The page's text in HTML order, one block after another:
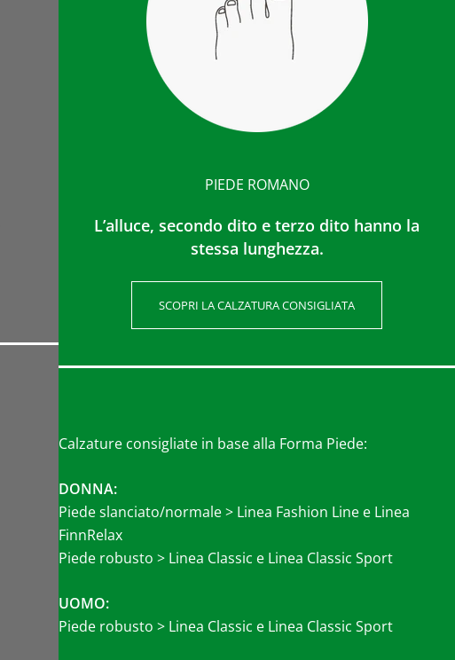
PIEDE ROMANO
L’alluce, secondo dito e terzo dito hanno la
stessa lunghezza.
SCOPRI LA CALZATURA CONSIGLIATA
Calzature consigliate in base alla Forma Piede:
DONNA:
Piede slanciato/normale > Linea Fashion Line e Linea
FinnRelax
Piede robusto > Linea Classic e Linea Classic Sport
UOMO:
Piede robusto > Linea Classic e Linea Classic Sport